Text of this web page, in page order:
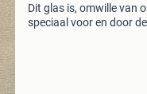
Dit glas is, omwille van
speciaal voor en door